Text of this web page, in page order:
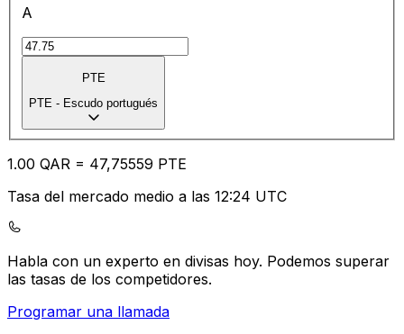
A
PTE
PTE - Escudo portugués
1.00 QAR = 47,75559 PTE
Tasa del mercado medio a las 12:24 UTC
Habla con un experto en divisas hoy. Podemos superar
las tasas de los competidores.
Programar una llamada